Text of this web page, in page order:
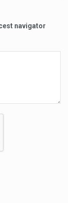
navigator